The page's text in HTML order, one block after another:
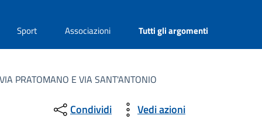
Sport Associazioni Tutti gli argomenti
PRATOMANO E VIA SANT'ANTONIO
Condividi Vedi azioni